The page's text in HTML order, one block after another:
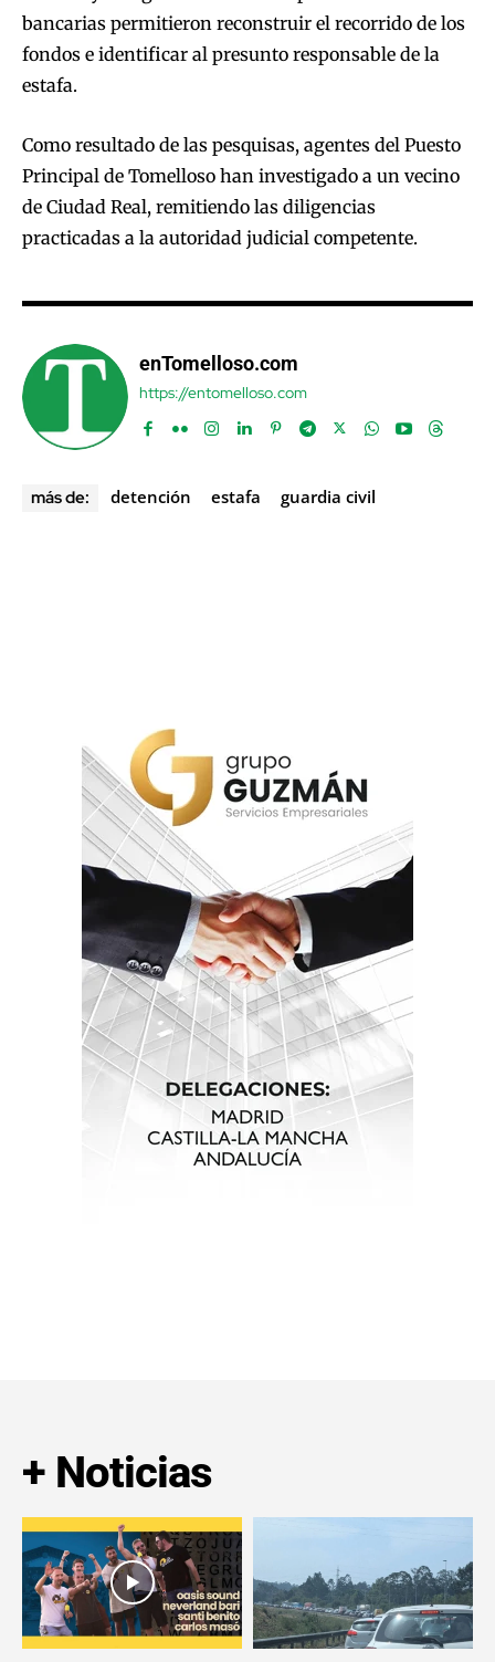
bancarias permitieron reconstruir el recorrido de los
fondos e identificar al presunto responsable de la
estafa.
Como resultado de las pesquisas, agentes del Puesto
Principal de Tomelloso han investigado a un vecino
de Ciudad Real, remitiendo las diligencias
practicadas a la autoridad judicial competente.
enTomelloso.com
https://entomelloso.com
más de: detención estafa guardia civil
+ Noticias